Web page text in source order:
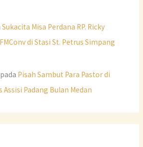
Sukacita Misa Perdana RP. Ricky
di Stasi St. Petrus Simpang
pada Pisah Sambut Para Pastor di
Assisi Padang Bulan Medan